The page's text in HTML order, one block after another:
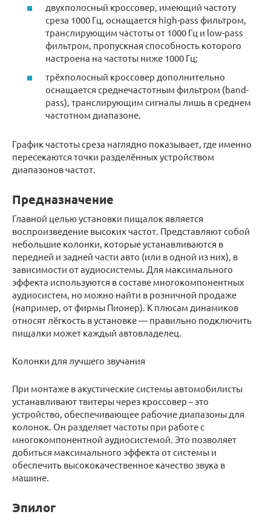
двухполосный кроссовер, имеющий частоту
среза 1000 Гц, оснащается high-pass фильтром,
транслирующим частоты от 1000 Гц и low-pass
фильтром, пропускная способность которого
настроена на частоты ниже 1000 Гц;
трёхполосный кроссовер дополнительно
оснащается среднечастотным фильтром (band-
pass), транслирующим сигналы лишь в среднем
частотном диапазоне.
График частоты среза наглядно показывает, где именно
пересекаются точки разделённых устройством
диапазонов частот.
Предназначение
Главной целью установки пищалок является
воспроизведение высоких частот. Представляют собой
небольшие колонки, которые устанавливаются в
передней и задней части авто (или в одной из них), в
зависимости от аудиосистемы. Для максимального
эффекта используются в составе многокомпонентных
аудиосистем, но можно найти в розничной продаже
(например, от фирмы Пионер). К плюсам динамиков
относят лёгкость в установке — правильно подключить
пищалки может каждый автовладелец.
Колонки для лучшего звучания
При монтаже в акустические системы автомобилисты
устанавливают твитеры через кроссовер – это
устройство, обеспечивающее рабочие диапазоны для
колонок. Он разделяет частоты при работе с
многокомпонентной аудиосистемой. Это позволяет
добиться максимального эффекта от системы и
обеспечить высококачественное качество звука в
машине.
Эпилог